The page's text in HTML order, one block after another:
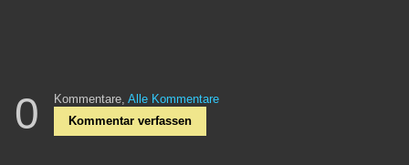
0 Kommentare, Alle Kommentare
Kommentar verfassen